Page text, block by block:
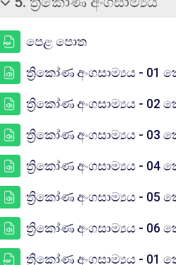
சுருக்கு
පෙළ පොත
ත්‍රිකෝණ අංගසාම්‍යය - 01
ත්‍රිකෝණ අංගසාම්‍යය - 02
ත්‍රිකෝණ අංගසාම්‍යය - 03
ත්‍රිකෝණ අංගසාම්‍යය - 04
ත්‍රිකෝණ අංගසාම්‍යය - 05
ත්‍රිකෝණ අංගසාම්‍යය - 06
ත්‍රිකෝණ අංගසාම්‍යය - 01